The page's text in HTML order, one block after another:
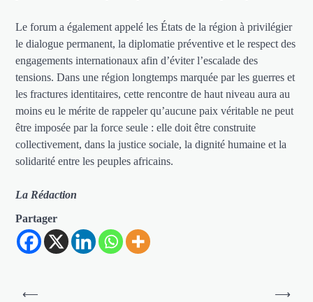
Le forum a également appelé les États de la région à privilégier
le dialogue permanent, la diplomatie préventive et le respect des
engagements internationaux afin d’éviter l’escalade des
tensions. Dans une région longtemps marquée par les guerres et
les fractures identitaires, cette rencontre de haut niveau aura au
moins eu le mérite de rappeler qu’aucune paix véritable ne peut
être imposée par la force seule : elle doit être construite
collectivement, dans la justice sociale, la dignité humaine et la
solidarité entre les peuples africains.
La Rédaction
Partager
Navigation
⟵
⟶